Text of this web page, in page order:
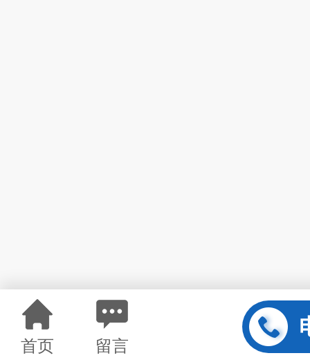
首页 留言